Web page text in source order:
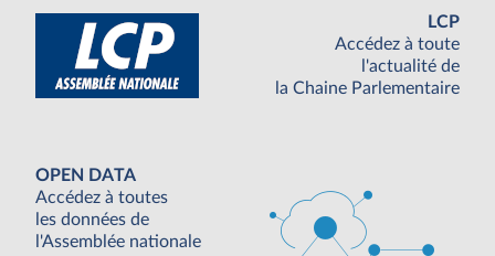
LCP
Accédez à toute
l'actualité de
la Chaine Parlementaire
OPEN DATA
Accédez à toutes
les données de
l'Assemblée nationale